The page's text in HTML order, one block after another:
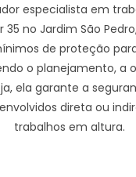
especialista em
no Jardim São
de proteção
o planejamento, a
ela garante a
direta ou
trabalhos em altura.